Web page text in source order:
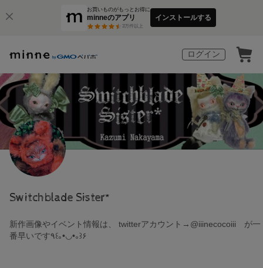
お買いものがもっとお得に
minneのアプリ
3万件以上
インストールする
ログイン
Switchblade Sister*
新作画像やイベント情報は、 twitterアカウント→@iiinecocoiii が一
番早いです٩꒰｡•◡•｡꒱۶